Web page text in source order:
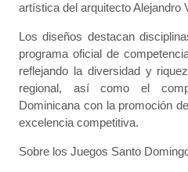
artística del arquitecto Alejandro
Los diseños destacan
programa oficial de
reflejando la diversidad y
regional, así como el
Dominicana con la promoción
excelencia competitiva.
Sobre los Juegos Santo